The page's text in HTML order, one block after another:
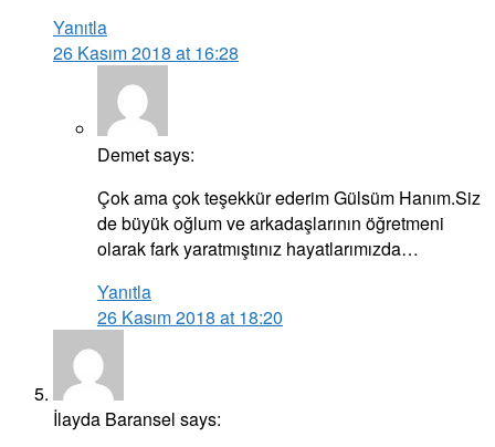
Yanıtla
26 Kasım 2018 at 16:28
Demetsays:
Çok ama çok teşekkür ederim Gülsüm Hanım.Siz
de büyük oğlum ve arkadaşlarının öğretmeni
olarak fark yaratmıştınız hayatlarımızda…
Yanıtla
26 Kasım 2018 at 18:20
İlayda Baransel says: